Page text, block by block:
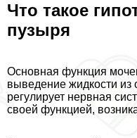
Что такое
пузыря
Основная функция
выведение жидкости из
регулирует нервная
своей функцией,